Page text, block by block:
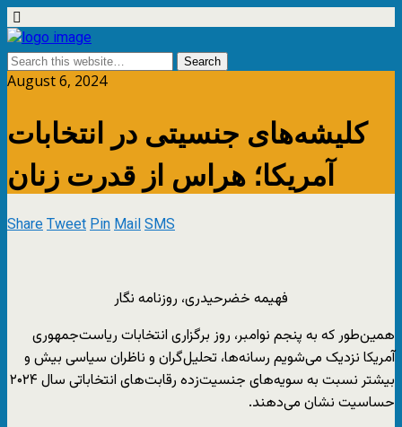
August 6, 2024
کلیشه‌های جنسیتی در انتخابات
آمریکا؛ هراس از قدرت زنان
ShareTweetPinMailSMS
فهیمه خضرحیدری، روزنامه نگار
همین‌طور که به پنجم نوامبر، روز برگزاری انتخابات ریاست‌جمهوری
آمریکا نزدیک می‌شویم رسانه‌ها، تحلیل‌گران و ناظران سیاسی بیش و
بیشتر نسبت به سویه‌های جنسیت‌زده‌ رقابت‌های انتخاباتی سال ۲۰۲۴
حساسیت نشان می‌دهند.